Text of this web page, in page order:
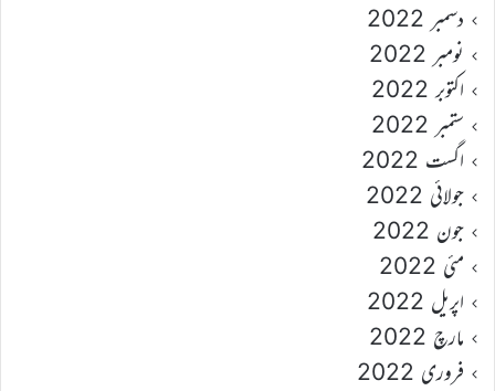
دسمبر 2022
نومبر 2022
اکتوبر 2022
ستمبر 2022
اگست 2022
جولائی 2022
جون 2022
مئی 2022
اپریل 2022
مارچ 2022
فروری 2022